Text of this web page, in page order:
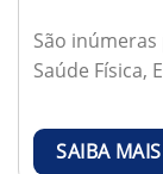
São
Saúde Física,
SAIBA MAIS